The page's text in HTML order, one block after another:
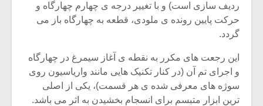
ردیف سازی است) و با تغییر درجه ی چهارم چهارگاه و
حرکت پایین رونده ی ملودی، قطعه به چهارگاه باز می
گردد.
این رجعت های مکرر به نقطه ی آغاز سیمرغ در چهارگاه
و اجرای تم آن (در کنار تکنیک هایی مانند واریاسیون روی
سوژه های معرفی شده ی هر قسمت)، یکی از اصلی
ترین ابزار متبسم برای انسجام بخشیدن به اثر می باشد.